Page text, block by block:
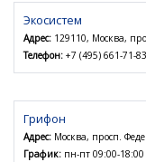
Экосистем
Адрес: 129110, Москва,
Телефон: +7 (495) 661-71-
Грифон
Адрес: Москва, просп.
График: пн-пт 09:00-18:00